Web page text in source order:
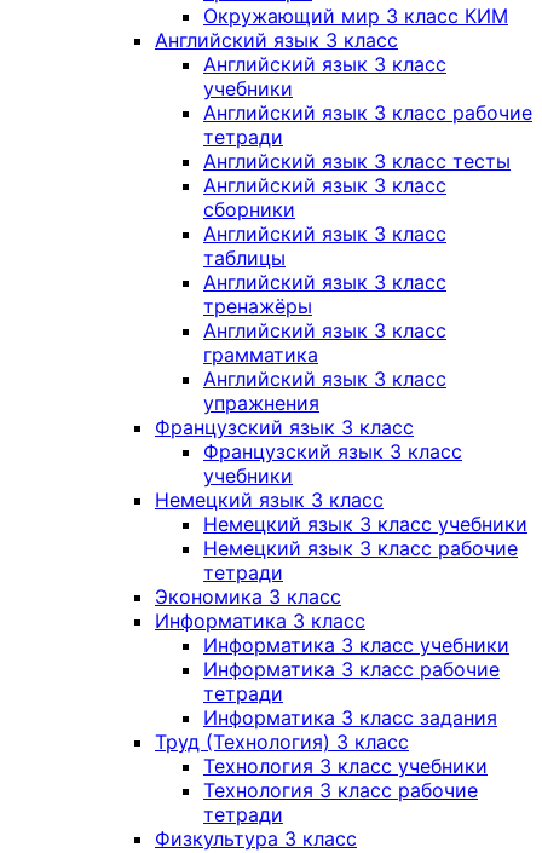
Окружающий мир 3 класс КИМ
Английский язык 3 класс
Английский язык 3 класс
учебники
Английский язык 3 класс рабочие
тетради
Английский язык 3 класс тесты
Английский язык 3 класс
сборники
Английский язык 3 класс
таблицы
Английский язык 3 класс
тренажёры
Английский язык 3 класс
грамматика
Английский язык 3 класс
упражнения
Французский язык 3 класс
Французский язык 3 класс
учебники
Немецкий язык 3 класс
Немецкий язык 3 класс учебники
Немецкий язык 3 класс рабочие
тетради
Экономика 3 класс
Информатика 3 класс
Информатика 3 класс учебники
Информатика 3 класс рабочие
тетради
Информатика 3 класс задания
Труд (Технология) 3 класс
Технология 3 класс учебники
Технология 3 класс рабочие
тетради
Физкультура 3 класс